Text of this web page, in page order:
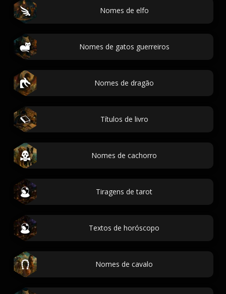
Nomes de elfo
Nomes de gatos guerreiros
Nomes de dragão
Títulos de livro
Nomes de cachorro
Tiragens de tarot
Textos de horóscopo
Nomes de cavalo